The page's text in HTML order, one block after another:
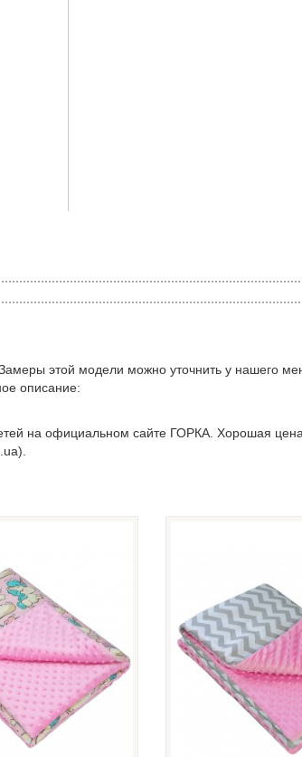
этой модели можно уточнить у нашего
описание:
на официальном сайте ГОРКА. Хорошая